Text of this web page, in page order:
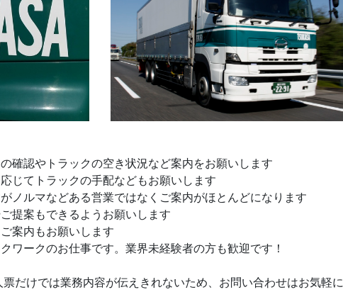
確認やトラックの空き状況など案内をお願いします
じてトラックの手配などもお願いします
ノルマなどある営業ではなくご案内がほとんどになります
提案もできるようお願いします
案内もお願いします
ワークのお仕事です。業界未経験者の方も歓迎です！
だけでは業務内容が伝えきれないため、お問い合わせはお気軽に